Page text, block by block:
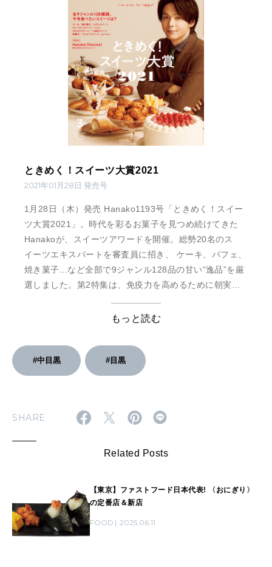
ときめく！スイーツ大賞2021
2021年01月28日 発売号
1月28日（木）発売 Hanako1193号「ときめく！スイー
ツ大賞2021」。時代を彩るお菓子を見つめ続けてきた
Hanakoが、スイーツアワードを開催。総勢20名のス
イーツエキスパートを審査員に招き、 ケーキ、パフェ、
焼き菓子...など全部で9ジャンル128品の甘い“逸品”を厳
選しました。第2特集は、免疫力を高めるために朝実践
もっと読む
#中目黒 #目黒
SHARE
Related Posts
【東京】ファストフード日本代表! 〈おにぎり〉
の定番店＆新店
FOOD 2025.06.11